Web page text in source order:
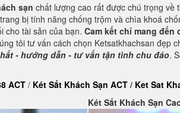
sạn chất lượng cao rất được chú trọng về
bị tính năng chống trộm và chìa khoá
cho tài sản của bạn. Cam kết chỉ mang đến
tôi tư vấn cách chọn Ketsatkhachsan đẹp
- hướng dẫn - tư vấn tận tình chu đáo.
ACT/ Két Sắt Khách Sạn ACT / Ket Sat
Két Sắt Khách Sạn